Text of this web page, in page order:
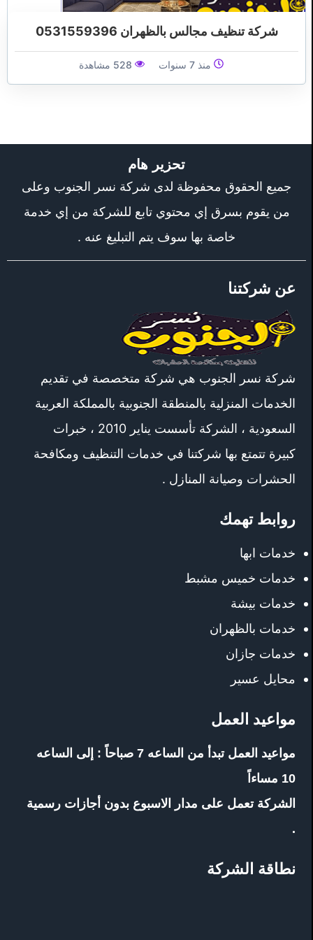
شركة تنظيف مجالس بالظهران 0531559396
منذ 7 سنوات
تحزير هام
جميع الحقوق محفوظة لدى شركة نسر الجنوب وعلى
من يقوم بسرق إي محتوي تابع للشركة من إي خدمة
خاصة بها سوف يتم التبليغ عنه .
عن شركتنا
شركة نسر الجنوب هي شركة متخصصة في تقديم
الخدمات المنزلية بالمنطقة الجنوبية بالمملكة العربية
السعودية ، الشركة تأسست يناير 2010 ، خبرات
كبيرة تتمتع بها شركتنا في خدمات التنظيف ومكافحة
الحشرات وصيانة المنازل .
روابط تهمك
خدمات ابها
خدمات خميس مشبط
خدمات بيشة
خدمات بالظهران
خدمات جازان
محايل عسير
مواعيد العمل
مواعيد العمل تبدأ من الساعه 7 صباحاً : إلى الساعه
10 مساءاً
الشركة تعمل على مدار الاسبوع بدون أجازات رسمية
.
نطاقة الشركة